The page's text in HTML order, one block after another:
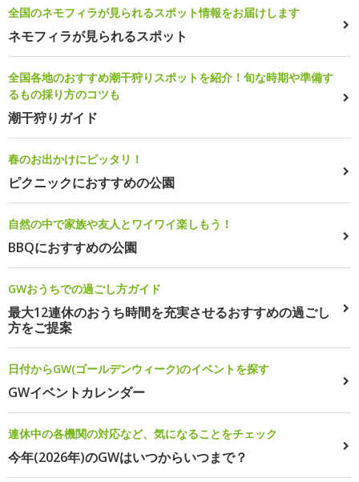
全国のネモフィラが見られるスポット情報をお届けします
ネモフィラが見られるスポット
全国各地のおすすめ潮干狩りスポットを紹介！旬な時期や準備す
るもの採り方のコツも
潮干狩りガイド
春のお出かけにピッタリ！
ピクニックにおすすめの公園
自然の中で家族や友人とワイワイ楽しもう！
BBQにおすすめの公園
GWおうちでの過ごし方ガイド
最大12連休のおうち時間を充実させるおすすめの過ごし
方をご提案
日付からGW(ゴールデンウィーク)のイベントを探す
GWイベントカレンダー
連休中の各機関の対応など、気になることをチェック
今年(2026年)のGWはいつからいつまで？